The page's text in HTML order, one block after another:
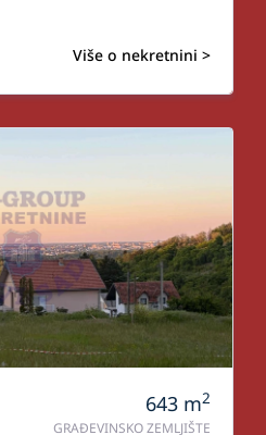
Više o nekretnini >
643 m2
GRAĐEVINSKO ZEMLJIŠTE